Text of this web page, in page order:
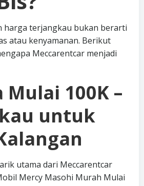
harga terjangkau bukan berarti
atau kenyamanan. Berikut
Meccarentcar menjadi
Mulai 100K –
untuk
utama dari Meccarentcar
Mercy Masohi Murah Mulai